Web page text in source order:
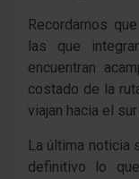
Recordamos
las que
encuentran
costado de la
viajan hacia el
La última noticia
definitivo lo